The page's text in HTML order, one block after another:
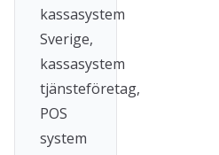
kassasystem
Sverige,
kassasystem
tjänsteföretag,
POS
system